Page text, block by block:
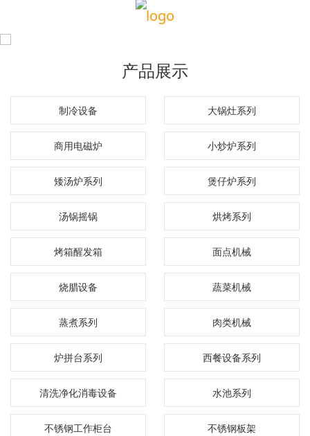
产品展示
制冷设备 大锅灶系列
商用电磁炉 小炒炉系列
矮汤炉系列 煲仔炉系列
汤锅摇锅 烘烤系列
烤箱醒发箱 面点机械
烧腊设备 蔬菜机械
蒸煮系列 肉类机械
炉拼台系列 西餐设备系列
清洗净化消毒设备 水池系列
不锈钢工作柜台 不锈钢板架